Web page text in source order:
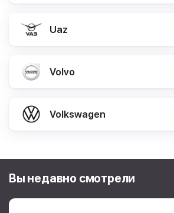
Uaz
Volvo
Volkswagen
Вы недавно смотрели